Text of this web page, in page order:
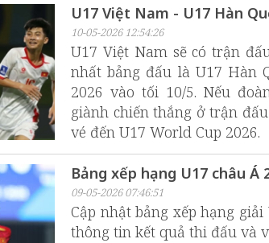
U17 Việt Nam - U17 Hàn
10-05-2026 12:54:26
U17 Việt Nam sẽ có trận
nhất bảng đấu là U17 Hàn
2026 vào tối 10/5. Nếu
giành chiến thắng ở trận
vé đến U17 World Cup 2026.
Bảng xếp hạng U17 châu
09-05-2026 07:46:51
Cập nhật bảng xếp hạng
thông tin kết quả thi đấu và